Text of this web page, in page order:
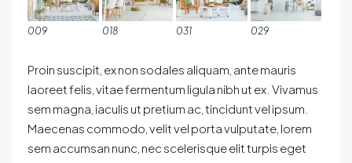
009 018 031 029
Proin suscipit, ex non sodales aliquam, ante mauris
laoreet felis, vitae fermentum ligula nibh ut ex. Vivamus
sem magna, iaculis ut pretium ac, tincidunt vel ipsum.
Maecenas commodo, velit vel porta vulputate, lorem
sem accumsan nunc, nec scelerisque elit turpis eget